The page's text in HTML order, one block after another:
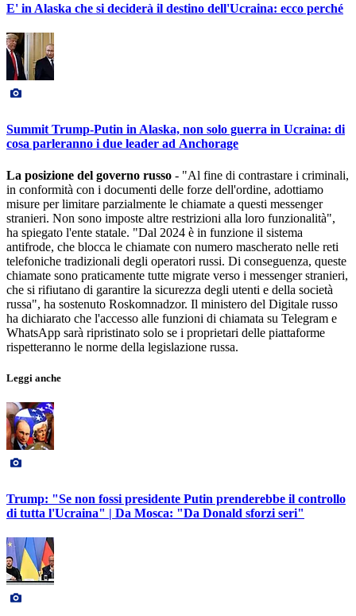
E' in Alaska che si deciderà il destino dell'Ucraina: ecco perché
Summit Trump-Putin in Alaska, non solo guerra in Ucraina: di
cosa parleranno i due leader ad Anchorage
La posizione del governo russo - "Al fine di contrastare i criminali,
in conformità con i documenti delle forze dell'ordine, adottiamo
misure per limitare parzialmente le chiamate a questi messenger
stranieri. Non sono imposte altre restrizioni alla loro funzionalità",
ha spiegato l'ente statale. "Dal 2024 è in funzione il sistema
antifrode, che blocca le chiamate con numero mascherato nelle reti
telefoniche tradizionali degli operatori russi. Di conseguenza, queste
chiamate sono praticamente tutte migrate verso i messenger stranieri,
che si rifiutano di garantire la sicurezza degli utenti e della società
russa", ha sostenuto Roskomnadzor. Il ministero del Digitale russo
ha dichiarato che l'accesso alle funzioni di chiamata su Telegram e
WhatsApp sarà ripristinato solo se i proprietari delle piattaforme
rispetteranno le norme della legislazione russa.
Leggi anche
Trump: "Se non fossi presidente Putin prenderebbe il controllo
di tutta l'Ucraina" | Da Mosca: "Da Donald sforzi seri"